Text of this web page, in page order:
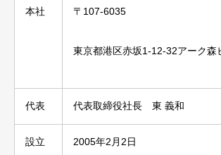
本社 〒107-6035
東京都港区赤坂1-12-32アーク森
代表 代表取締役社長 東 義和
設立
2005年2月2日